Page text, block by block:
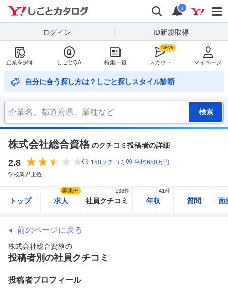
検索
通知
i
ログイン ID新規取得
企業を探す しごとQA 特集一覧 スカウト マイページ
自分に合う探し方は？しごと探しスタイル診断
株式会社総合資格 のクチコミ投稿者の詳細
2.8 150クチコミ 平均650万円
学校業界上位
トップ 求人
募集中
社員クチコミ
138件
年収
41件
質問 面
前のページに戻る
株式会社総合資格の
投稿者別の社員クチコミ
投稿者プロフィール